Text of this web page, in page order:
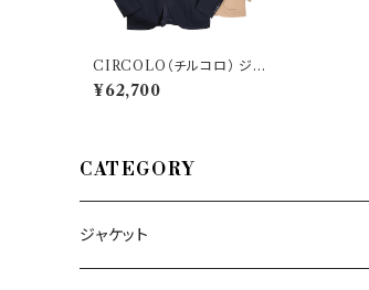
CIRCOLO（チルコロ） ジャ
ケット CN3386 29010
¥62,700
CATEGORY
ジャケット